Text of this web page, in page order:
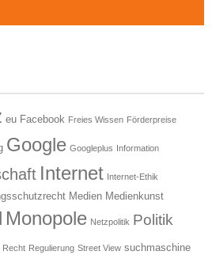
eu Facebook Freies Wissen Förderpreise
Google Googleplus Information
Internet Internet-Ethik
Medien Medienkunst
Monopole Netzpolitik Politik
Recht Regulierung Street View suchmaschine